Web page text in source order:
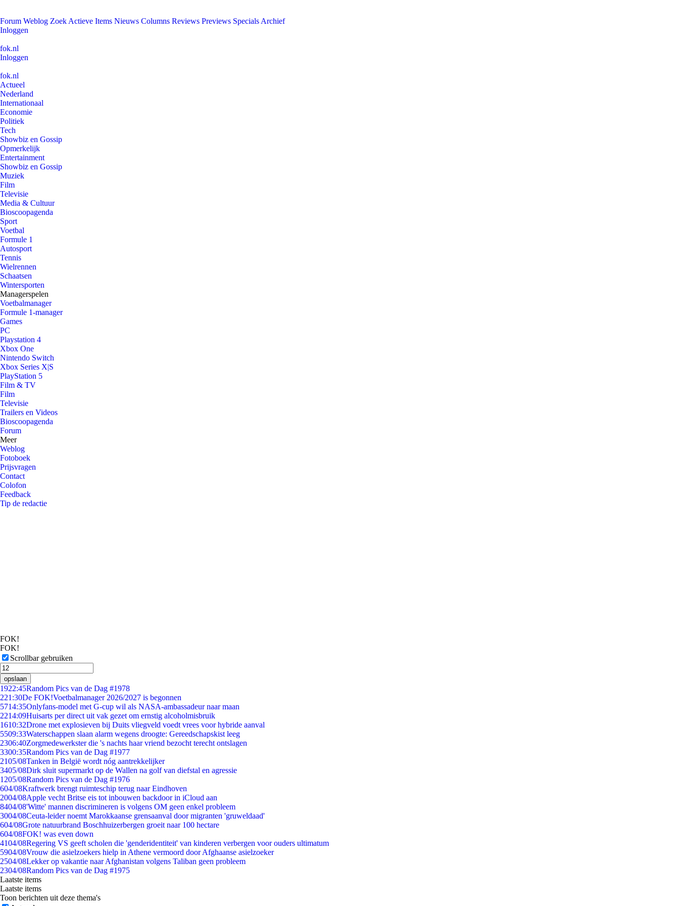
Forum Weblog Zoek Actieve Items Nieuws Columns Reviews Previews Specials Archief
Inloggen
fok.nl
Inloggen
fok.nl
Actueel
Nederland
Internationaal
Economie
Politiek
Tech
Showbiz en Gossip
Opmerkelijk
Entertainment
Showbiz en Gossip
Muziek
Film
Televisie
Media & Cultuur
Bioscoopagenda
Sport
Voetbal
Formule 1
Autosport
Tennis
Wielrennen
Schaatsen
Wintersporten
Managerspelen
Voetbalmanager
Formule 1-manager
Games
PC
Playstation 4
Xbox One
Nintendo Switch
Xbox Series X|S
PlayStation 5
Film & TV
Film
Televisie
Trailers en Videos
Bioscoopagenda
Forum
Meer
Weblog
Fotoboek
Prijsvragen
Contact
Colofon
Feedback
Tip de redactie
FOK!
FOK!
Scrollbar gebruiken
opslaan
1922:45Random Pics van de Dag #1978
221:30De FOK!Voetbalmanager 2026/2027 is begonnen
5714:35Onlyfans-model met G-cup wil als NASA-ambassadeur naar maan
2214:09Huisarts per direct uit vak gezet om ernstig alcoholmisbruik
1610:32Drone met explosieven bij Duits vliegveld voedt vrees voor hybride aanval
5509:33Waterschappen slaan alarm wegens droogte: Gereedschapskist leeg
2306:40Zorgmedewerkster die 's nachts haar vriend bezocht terecht ontslagen
3300:35Random Pics van de Dag #1977
2105/08Tanken in België wordt nóg aantrekkelijker
3405/08Dirk sluit supermarkt op de Wallen na golf van diefstal en agressie
1205/08Random Pics van de Dag #1976
604/08Kraftwerk brengt ruimteschip terug naar Eindhoven
2004/08Apple vecht Britse eis tot inbouwen backdoor in iCloud aan
8404/08'Witte' mannen discrimineren is volgens OM geen enkel probleem
3004/08Ceuta-leider noemt Marokkaanse grensaanval door migranten 'gruweldaad'
604/08Grote natuurbrand Boschhuizerbergen groeit naar 100 hectare
604/08FOK! was even down
4104/08Regering VS geeft scholen die 'genderidentiteit' van kinderen verbergen voor ouders ultimatum
5904/08Vrouw die asielzoekers hielp in Athene vermoord door Afghaanse asielzoeker
2504/08Lekker op vakantie naar Afghanistan volgens Taliban geen probleem
2304/08Random Pics van de Dag #1975
Laatste items
Laatste items
Toon berichten uit deze thema's